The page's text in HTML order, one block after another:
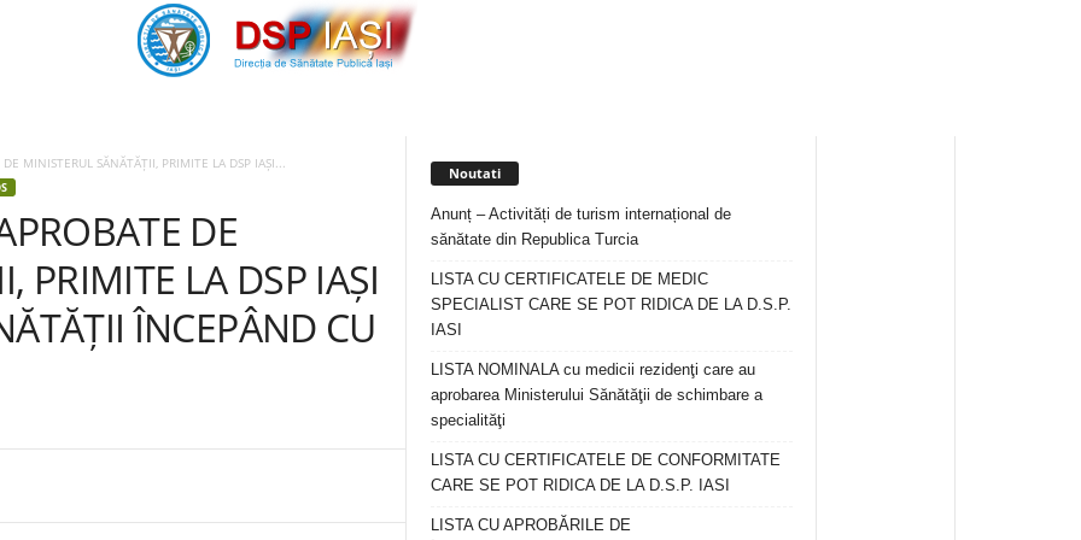
DE MINISTERUL SĂNĂTĂȚII, PRIMITE LA DSP IAȘI...
DE
PRIMITE LA DSP IAȘI
ÎNCEPÂND CU
Noutati
Anunț – Activități de turism internațional de
sănătate din Republica Turcia
LISTA CU CERTIFICATELE DE MEDIC
SPECIALIST CARE SE POT RIDICA DE LA D.S.P.
IASI
LISTA NOMINALA cu medicii rezidenţi care au
aprobarea Ministerului Sănătăţii de schimbare a
specialităţi
LISTA CU CERTIFICATELE DE CONFORMITATE
CARE SE POT RIDICA DE LA D.S.P. IASI
LISTA CU APROBĂRILE DE